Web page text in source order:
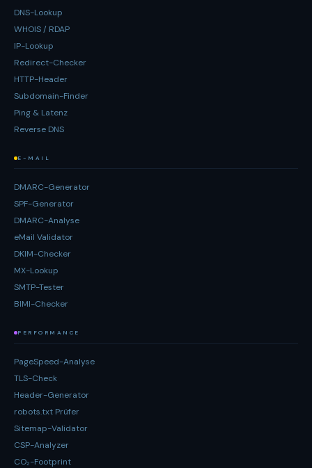
DNS-Lookup
WHOIS / RDAP
IP-Lookup
Redirect-Checker
HTTP-Header
Subdomain-Finder
Ping & Latenz
Reverse DNS
E-MAIL
DMARC-Generator
SPF-Generator
DMARC-Analyse
eMail Validator
DKIM-Checker
MX-Lookup
SMTP-Tester
BIMI-Checker
PERFORMANCE
PageSpeed-Analyse
TLS-Check
Header-Generator
robots.txt Prüfer
Sitemap-Validator
CSP-Analyzer
CO₂-Footprint